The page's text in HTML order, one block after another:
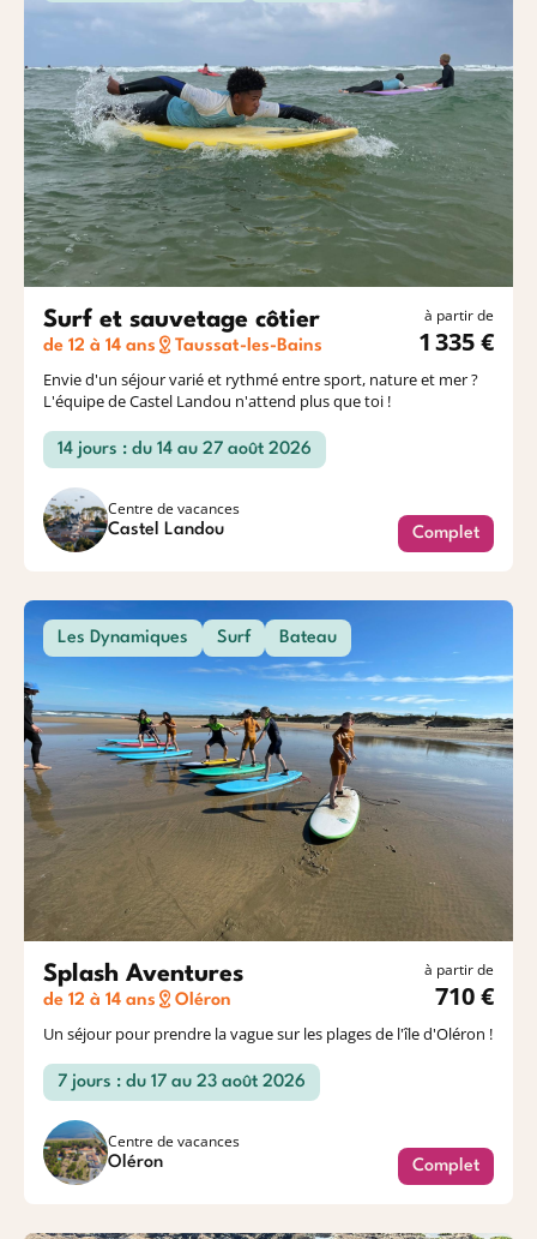
Surf et sauvetage côtier
de 12 à 14 ans Taussat-les-Bains
à partir de
1 335 €
Envie d'un séjour varié et rythmé entre sport, nature et mer ?
L'équipe de Castel Landou n'attend plus que toi !
14 jours : du 14 au 27 août 2026
Centre de vacances
Castel Landou Complet
Les Dynamiques Surf Bateau
Splash Aventures
de 12 à 14 ans Oléron
à partir de
710 €
Un séjour pour prendre la vague sur les plages de l'île d'Oléron !
7 jours : du 17 au 23 août 2026
Centre de vacances
Oléron Complet